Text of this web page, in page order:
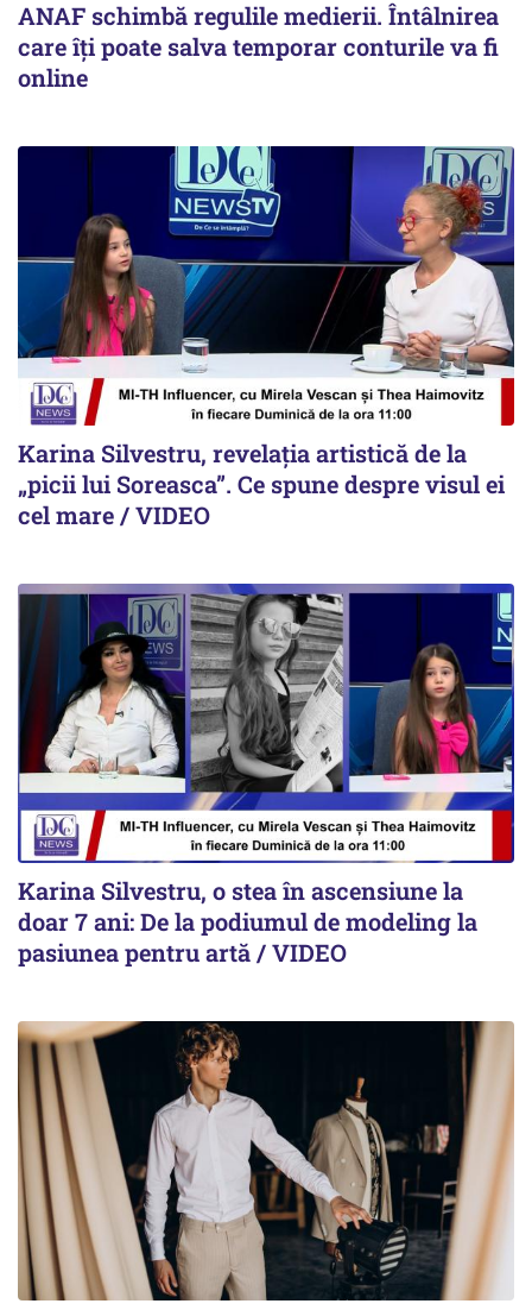
ANAF schimbă regulile medierii. Întâlnirea
care îți poate salva temporar conturile va fi
online
Karina Silvestru, revelația artistică de la
„picii lui Soreasca”. Ce spune despre visul ei
cel mare / VIDEO
Karina Silvestru, o stea în ascensiune la
doar 7 ani: De la podiumul de modeling la
pasiunea pentru artă / VIDEO